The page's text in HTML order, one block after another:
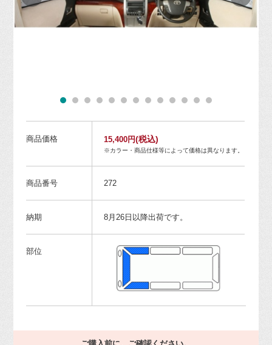
商品価格 15,400円(税込)
※カラー・商品仕様等によって価格は異なります。
商品番号 272
納期 8月26日以降出荷です。
部位